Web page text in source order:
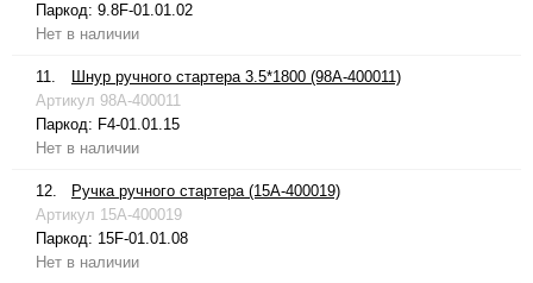
Паркод: 9.8F-01.01.02
Нет в наличии
11.
Шнур ручного стартера 3.5*1800 (98A-400011)
Артикул 98A-400011
Паркод: F4-01.01.15
Нет в наличии
12.
Ручка ручного стартера (15A-400019)
Артикул 15A-400019
Паркод: 15F-01.01.08
Нет в наличии